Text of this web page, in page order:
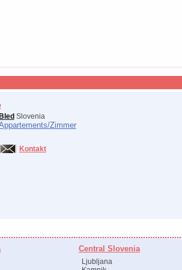
Bled Slovenia
Zimmer
Kontakt
Central Slovenia
Ljubljana